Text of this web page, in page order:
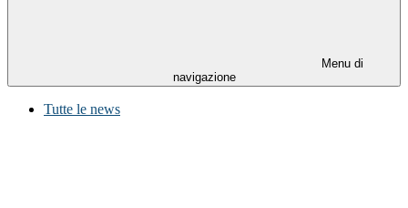
Menu di
navigazione
Tutte le news